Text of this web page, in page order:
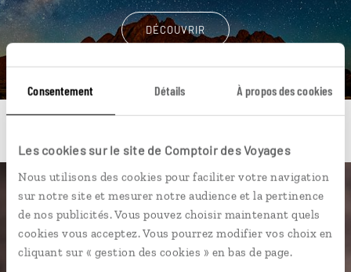
Consentement Détails À propos des cookies
Les cookies sur le site de Comptoir des Voyages
Nous utilisons des cookies pour faciliter votre navigation
sur notre site et mesurer notre audience et la pertinence
de nos publicités. Vous pouvez choisir maintenant quels
cookies vous acceptez. Vous pourrez modifier vos choix en
cliquant sur « gestion des cookies » en bas de page.
DÉCOUVRIR
Une envie de voyage
particulière ?